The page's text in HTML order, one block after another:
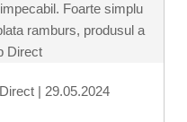
Foarte simplu
ramburs, produsul a
Direct
| 29.05.2024